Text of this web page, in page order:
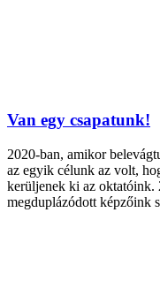
Van egy csapatunk!
2020-ban, amikor
az egyik célunk az volt,
kerüljenek ki az oktatóink.
megduplázódott képzőink